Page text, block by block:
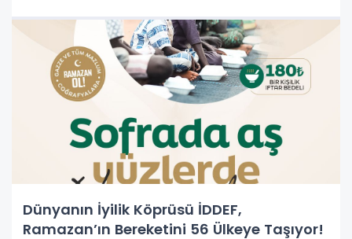
Dünyanın İyilik Köprüsü İDDEF,
Ramazan’ın Bereketini 56 Ülkeye Taşıyor!